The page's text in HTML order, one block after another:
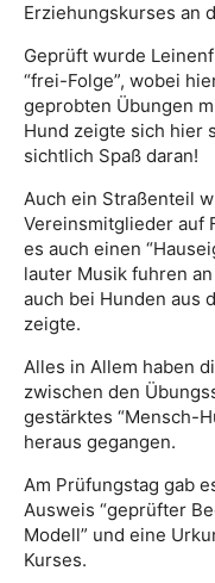
Erziehungskurses an
Geprüft wurde
“frei-Folge”, wobei
geprobten Übungen
Hund zeigte sich hier
sichtlich Spaß daran!
Auch ein Straßenteil
Vereinsmitglieder auf
es auch einen
lauter Musik fuhren
auch bei Hunden aus
zeigte.
Alles in Allem haben
zwischen den
gestärktes “Mensch-
heraus gegangen.
Am Prüfungstag gab
Ausweis “geprüfter
Modell” und eine
Kurses.